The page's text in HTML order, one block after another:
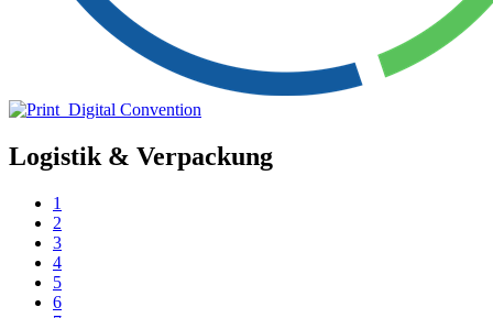
Logistik & Verpackung
1
2
3
4
5
6